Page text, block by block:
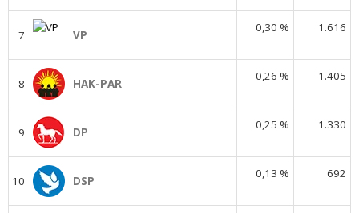
7 VP
0,30 % 1.616
8 HAK-PAR
0,26 % 1.405
9 DP
0,25 % 1.330
10 DSP
0,13 % 692